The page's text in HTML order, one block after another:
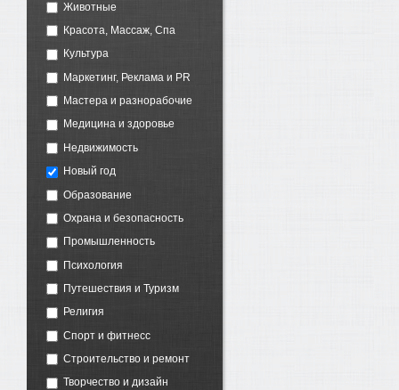
Животные
Красота, Массаж, Спа
Культура
Маркетинг, Реклама и PR
Мастера и разнорабочие
Медицина и здоровье
Недвижимость
Новый год
Образование
Охрана и безопасность
Промышленность
Психология
Путешествия и Туризм
Религия
Спорт и фитнесс
Строительство и ремонт
Творчество и дизайн